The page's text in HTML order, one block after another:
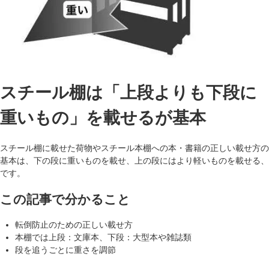
スチール棚は「上段よりも下段に
重いもの」を載せるが基本
スチール棚に載せた荷物やスチール本棚への本・書籍の正しい載せ方の
基本は、下の段に重いものを載せ、上の段にはより軽いものを載せる、
です。
この記事で分かること
転倒防止のための正しい載せ方
本棚では上段：文庫本、下段：大型本や雑誌類
段を追うごとに重さを調節